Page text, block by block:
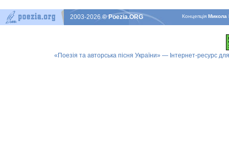
КонцепцiяМикола
2003-2026© Poezia.ORG
«Поезія та авторська пісня України» — Інтернет-ресурс